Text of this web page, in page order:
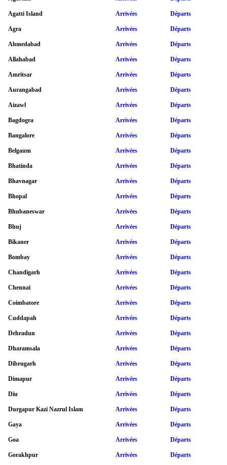
Agatti Island Arrivées Départs
Agra Arrivées Départs
Ahmedabad Arrivées Départs
Allahabad Arrivées Départs
Amritsar Arrivées Départs
Aurangabad Arrivées Départs
Aizawl Arrivées Départs
Bagdogra Arrivées Départs
Bangalore Arrivées Départs
Belgaum Arrivées Départs
Bhatinda Arrivées Départs
Bhavnagar Arrivées Départs
Bhopal Arrivées Départs
Bhubaneswar Arrivées Départs
Bhuj Arrivées Départs
Bikaner Arrivées Départs
Bombay Arrivées Départs
Chandigarh Arrivées Départs
Chennai Arrivées Départs
Coimbatore Arrivées Départs
Cuddapah Arrivées Départs
Dehradun Arrivées Départs
Dharamsala Arrivées Départs
Dibrugarh Arrivées Départs
Dimapur Arrivées Départs
Diu Arrivées Départs
Durgapur Kazi Nazrul Islam Arrivées Départs
Gaya Arrivées Départs
Goa Arrivées Départs
Gorakhpur Arrivées Départs